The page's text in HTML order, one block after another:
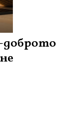
доброто